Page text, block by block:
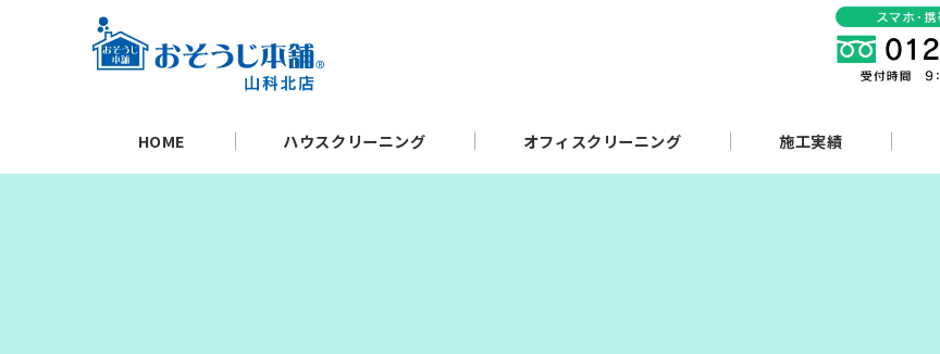
HOME ハウスクリーニング オフィスクリーニング 施工実績